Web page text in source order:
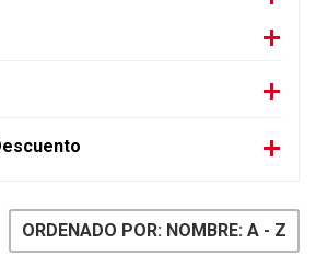
ORDENADO POR: NOMBRE: A - Z